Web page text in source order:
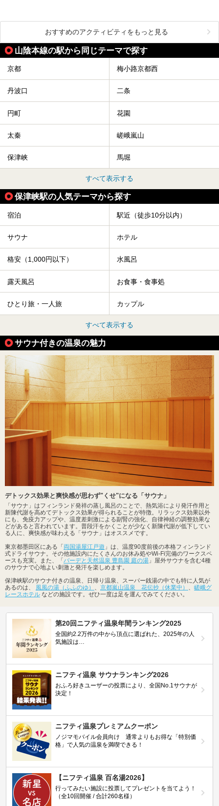
おすすめのアクティビティをもっと見る
山陰本線の駅から同じテーマで探す
京都 梅小路京都西
丹波口 二条
円町 花園
太秦 嵯峨嵐山
保津峡 馬堀
すべて表示する
保津峡駅の人気テーマから探す
宿泊 駅近（徒歩10分以内）
サウナ ホテル
格安（1,000円以下） 水風呂
露天風呂 お食事・食事処
ひとり旅・一人旅 カップル
すべて表示する
サウナ付きの温泉の魅力
デトックス効果と爽快感が思わず"くせ"になる「サウナ」
「サウナ」はフィンランド発祥の蒸し風呂のことで、熱気浴により発汗作用と
新陳代謝を高めてデトックス効果が得られることが特徴。リラックス効果以外
にも、免疫力アップや、温度差刺激による副腎の強化、自律神経の調整効果な
どがあると言われています。普段汗をかくことが少なく新陳代謝が低下してい
る人に、爽快感が味わえる「サウナ」はオススメです。
東京都墨田区にある「 両国湯屋江戸遊 」は、温度90度前後の本格フィンランド
式ドライサウナ。その他施設内にたくさんのお休み処やWi-Fi完備のワークスペ
ースも充実。また、「 バーデと天然温泉 豊島園 庭の湯 」屋外サウナを含む4種
のサウナで心地よい刺激と発汗を楽しめます。
保津峡駅のサウナ付きの温泉、日帰り温泉、スーパー銭湯の中でも特に人気が
あるのは、 風風の湯（ふふのゆ） 、 京都嵐山温泉 花伝抄（休業中） 、 嵯峨グ
レースホテル などの施設です。ぜひ一度は足を運んでみてください。
第20回ニフティ温泉年間ランキング2025
全国約2.2万件の中から頂点に選ばれた、2025年の人
気施設は…
ニフティ温泉 サウナランキング2026
おふろ好きユーザーの投票により、全国No.1サウナが
決定！
ニフティ温泉プレミアムクーポン
ノジマモバイル会員向け 通常よりもお得な「特別価
格」で人気の温泉を満喫できる！
【ニフティ温泉 百名湯2026】
行ってみたい施設に投票してプレゼントを当てよう！
（全10回開催 / 合計260名様）